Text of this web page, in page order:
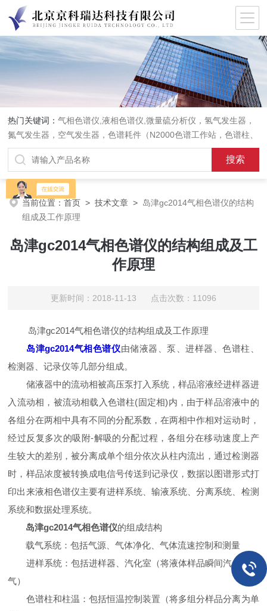
热门关键词：气相色谱仪,液相色谱仪,微量硫分析仪，氢气发生器，
氮气发生器，空气发生器，色谱耗件（N2000色谱工作站，色谱柱、
阀件、进样器、色谱担体），顶空进样器，热解析仪，紫外分光光度
计，原子吸收分光光度计，傅立叶红外光谱仪，分析天平等常规实验
室产品。
当前位置：首页 >技术文章 > 岛津gc2014气相色谱仪的结构
组成及工作原理
岛津gc2014气相色谱仪的结构组成及工
作原理
更新时间：2018-11-13 点击次数：11096
岛津gc2014气相色谱仪的结构组成及工作原理
岛津gc2014气相色谱仪由储液器、泵、进样器、色谱柱、
检测器、记录仪等几部分组成。
储液器中的流动相被高压泵打入系统，样品溶液经进样器进
入流动相，被流动相载入色谱柱(固定相)内，由于样品溶液中的
各组分在两相中具有不同的分配系数，在两相中作相对运动时，
经过反复多次的吸附-解吸的分配过程，各组分在移动速度上产
生较大的差别，被分离成单个组分依次从柱内流出，通过检测器
时，样品浓度被转换成电信号传送到记录仪，数据以图谱形式打
印出来液相色谱仪主要有进样系统、输液系统、分离系统、检测
系统和数据处理系统。
岛津gc2014气相色谱仪的组成结构
载气系统：包括气源、气体净化、气体流速控制和测量
进样系统：包括进样器、汽化室（将液体样品瞬间汽化为蒸
气）
色谱柱和柱温：包括恒温控制装置（将多组分样品分离为单